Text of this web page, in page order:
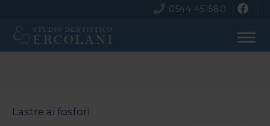
0544 451580
Lastre ai fosfori